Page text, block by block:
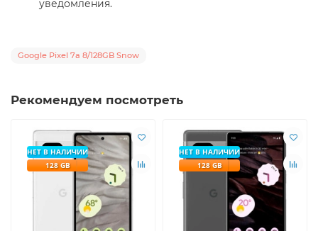
уведомления.
Google Pixel 7a 8/128GB Snow
Рекомендуем посмотреть
НЕТ В НАЛИЧИИ
128 GB
НЕТ В НАЛИЧИИ
128 GB